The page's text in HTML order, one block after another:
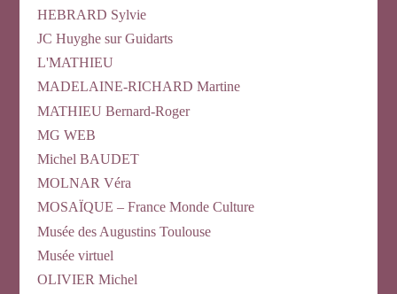
HEBRARD Sylvie
JC Huyghe sur Guidarts
L'MATHIEU
MADELAINE-RICHARD Martine
MATHIEU Bernard-Roger
MG WEB
Michel BAUDET
MOLNAR Véra
MOSAÏQUE – France Monde Culture
Musée des Augustins Toulouse
Musée virtuel
OLIVIER Michel